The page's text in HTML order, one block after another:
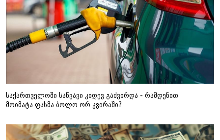
საქართველოში საწვავი კიდევ გაძვირდა - რამდენით
მოიმატა ფასმა ბოლო ორ კვირაში?